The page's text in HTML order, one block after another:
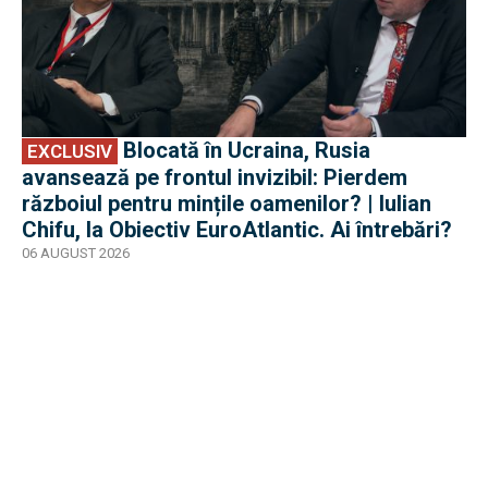
EXCLUSIV
avansează pe frontul invizibil: Pierdem
războiul pentru mințile oamenilor? | Iulian
Chifu, la Obiectiv EuroAtlantic. Ai întrebări?
06 AUGUST 2026